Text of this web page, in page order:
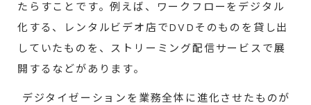
たらすことです。例えば、ワークフローをデジタル
化する、レンタルビデオ店でDVDそのものを貸し出
していたものを、ストリーミング配信サービスで展
開するなどがあります。
デジタイゼーションを業務全体に進化させたものが